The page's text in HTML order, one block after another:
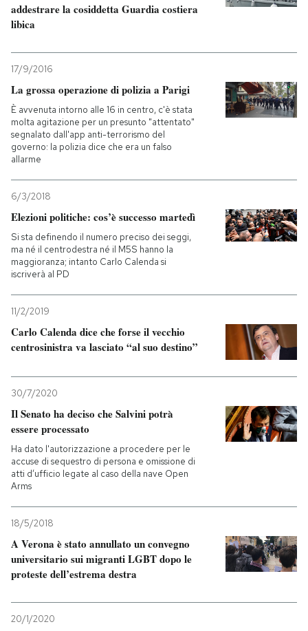
addestrare la cosiddetta Guardia costiera
libica
17/9/2016
La grossa operazione di polizia a Parigi
È avvenuta intorno alle 16 in centro, c'è stata
molta agitazione per un presunto "attentato"
segnalato dall'app anti-terrorismo del
governo: la polizia dice che era un falso
allarme
6/3/2018
Elezioni politiche: cos’è successo martedì
Si sta definendo il numero preciso dei seggi,
ma né il centrodestra né il M5S hanno la
maggioranza; intanto Carlo Calenda si
iscriverà al PD
11/2/2019
Carlo Calenda dice che forse il vecchio
centrosinistra va lasciato “al suo destino”
30/7/2020
Il Senato ha deciso che Salvini potrà
essere processato
Ha dato l'autorizzazione a procedere per le
accuse di sequestro di persona e omissione di
atti d’ufficio legate al caso della nave Open
Arms
18/5/2018
A Verona è stato annullato un convegno
universitario sui migranti LGBT dopo le
proteste dell’estrema destra
20/1/2020